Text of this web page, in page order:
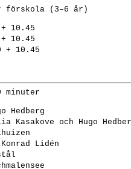
förskola (3–6 år)
10.45
10.45
+ 10.45
minuter
Hedberg
Kasakove och Hugo
Lidén